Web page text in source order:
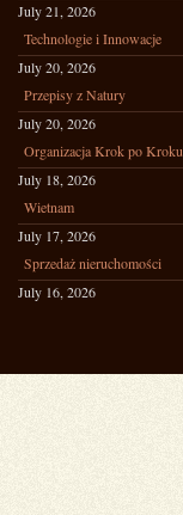
July 21, 2026
Technologie i Innowacje
July 20, 2026
Przepisy z Natury
July 20, 2026
Organizacja Krok po Kroku
July 18, 2026
Wietnam
July 17, 2026
Sprzedaż nieruchomości
July 16, 2026